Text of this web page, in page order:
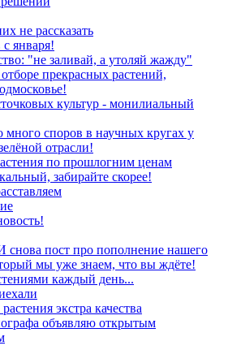
не рассказать
с января!
"не заливай, а утоляй жажду"
прекрасных растений,
культур - монилиальный
много споров в научных кругах у
отрасли!
по прошлогним ценам
забирайте скорее!
снова пост про пополнение нашего
мы уже знаем, что вы ждёте!
каждый день...
экстра качества
объявляю открытым